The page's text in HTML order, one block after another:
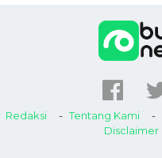
Redaksi Tentang Kami
Disclaimer